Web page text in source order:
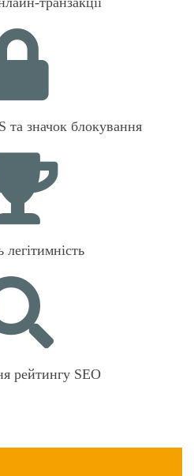
та значок блокування
легітимність
рейтингу SEO